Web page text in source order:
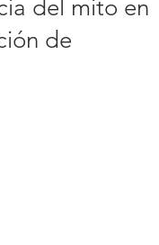
del mito en
de